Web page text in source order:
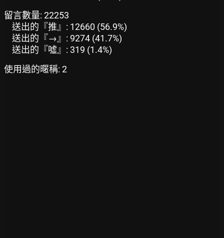
留言數量: 22253
送出的『推』: 12660 (56.9%)
送出的『→』: 9274 (41.7%)
送出的『噓』: 319 (1.4%)
使用過的暱稱: 2